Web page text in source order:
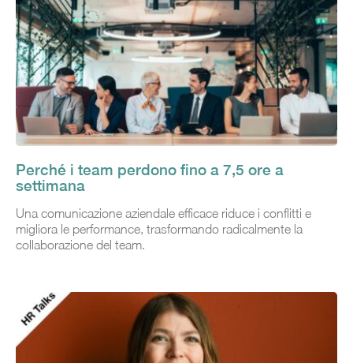
Perché i team perdono fino a 7,5 ore a
settimana
Una comunicazione aziendale efficace riduce i conflitti e
migliora le performance, trasformando radicalmente la
collaborazione del team.